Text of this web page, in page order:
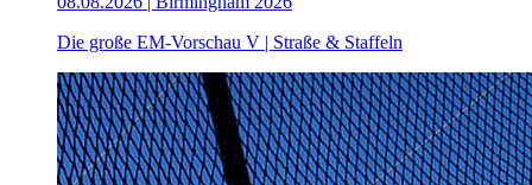
Die große EM-Vorschau V | Straße & Staffeln